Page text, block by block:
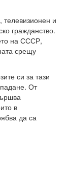
телевизионен и
гражданство.
на СССР,
срещу
си за тази
От
в
да са